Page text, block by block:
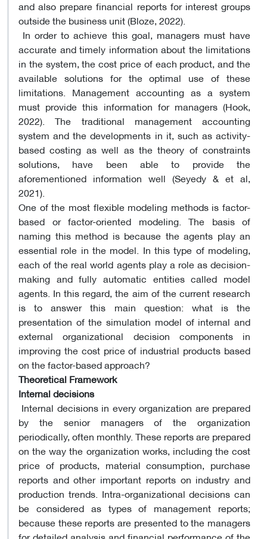
and also prepare financial reports for interest groups
outside the business unit (Bloze, 2022).
In order to achieve this goal, managers must have
accurate and timely information about the limitations
in the system, the cost price of each product, and the
available solutions for the optimal use of these
limitations. Management accounting as a system
must provide this information for managers (Hook,
2022). The traditional management accounting
system and the developments in it, such as activity-
based costing as well as the theory of constraints
solutions, have been able to provide the
aforementioned information well (Seyedy & et al,
2021).
One of the most flexible modeling methods is factor-
based or factor-oriented modeling. The basis of
naming this method is because the agents play an
essential role in the model. In this type of modeling,
each of the real world agents play a role as decision-
making and fully automatic entities called model
agents. In this regard, the aim of the current research
is to answer this main question: what is the
presentation of the simulation model of internal and
external organizational decision components in
improving the cost price of industrial products based
on the factor-based approach?
Theoretical Framework
Internal decisions
Internal decisions in every organization are prepared
by the senior managers of the organization
periodically, often monthly. These reports are prepared
on the way the organization works, including the cost
price of products, material consumption, purchase
reports and other important reports on industry and
production trends. Intra-organizational decisions can
be considered as types of management reports;
because these reports are presented to the managers